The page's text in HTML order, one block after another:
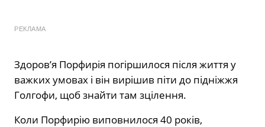
РЕКЛАМА
Здоров’я Порфирія погіршилося після життя у
важких умовах і він вирішив піти до підніжжя
Голгофи, щоб знайти там зцілення.
Коли Порфирію виповнилося 40 років,